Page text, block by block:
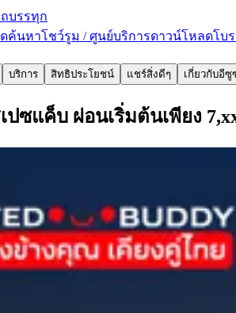
บรรทุก
ค้นหาโชว์รูม / ศูนย์บริการดาวน์โหลดโบ
บริการ สิทธิประโยชน์ แชร์สิ่งดีๆ เกี่ยวกับอีซู
ซแค็บ ผ่อนเริ่มต้นเพียง